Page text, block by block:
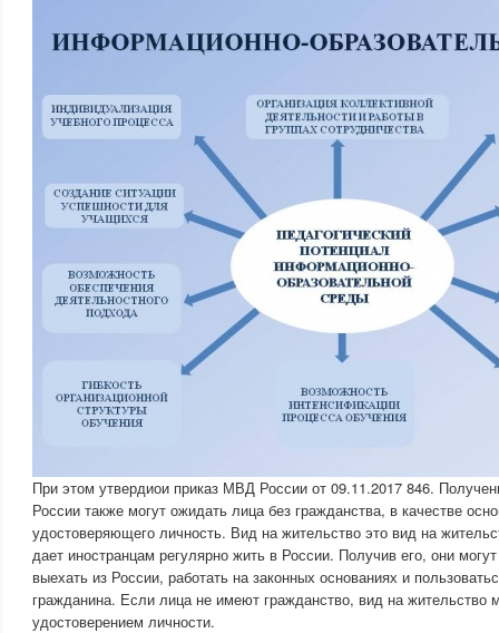
При этом утвердиои приказ МВД России от 09.11.2017 846.
России также могут ожидать лица без гражданства, в качестве
удостоверяющего личность. Вид на жительство это вид на
дает иностранцам регулярно жить в России. Получив его, они
выехать из России, работать на законных основаниях и
гражданина. Если лица не имеют гражданство, вид на жительство
удостоверением личности.